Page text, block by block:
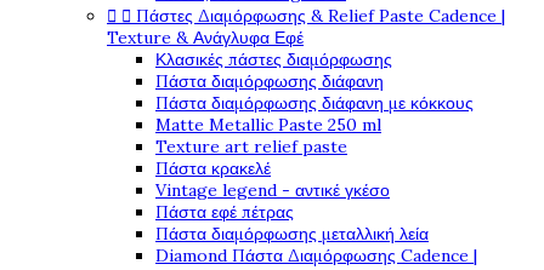
  Πάστες Διαμόρφωσης & Relief Paste Cadence |
Texture & Ανάγλυφα Εφέ
Κλασικές πάστες διαμόρφωσης
Πάστα διαμόρφωσης διάφανη
Πάστα διαμόρφωσης διάφανη με κόκκους
Matte Metallic Paste 250 ml
Texture art relief paste
Πάστα κρακελέ
Vintage legend - αντικέ γκέσο
Πάστα εφέ πέτρας
Πάστα διαμόρφωσης μεταλλική λεία
Diamond Πάστα Διαμόρφωσης Cadence |